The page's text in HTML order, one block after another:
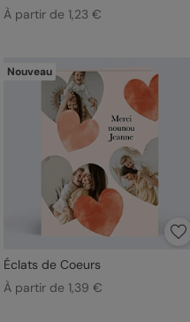
À partir de 1,23 €
Nouveau
Éclats de Coeurs
À partir de 1,39 €